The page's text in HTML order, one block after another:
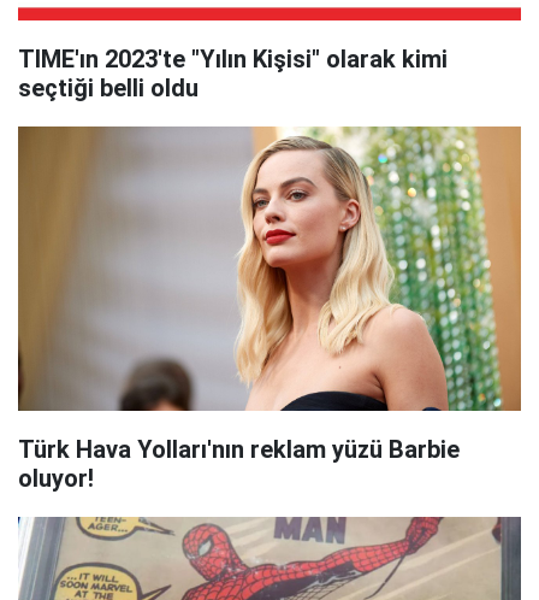
TIME'ın 2023'te "Yılın Kişisi" olarak kimi
seçtiği belli oldu
Türk Hava Yolları'nın reklam yüzü Barbie
oluyor!